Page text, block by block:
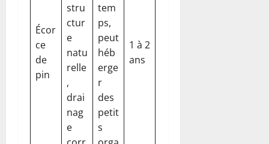
Écor
ce
de
pin
stru
ctur
e
natu
relle
,
drai
nag
e
tem
ps,
peut
héb
erge
r
des
petit
s
1 à 2
ans